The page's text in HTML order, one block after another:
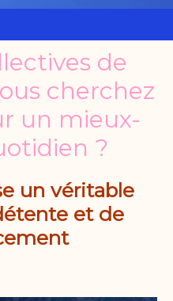
de
cherchez
un mieux-
?
un véritable
et de